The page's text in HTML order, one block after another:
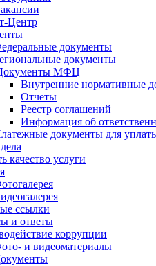
Центр
документы
документы
МФЦ
Внутренние нормативные
Отчеты
Реестр соглашений
Информация об
документы для
качество услуги
ссылки
и ответы
коррупции
и видеоматериалы